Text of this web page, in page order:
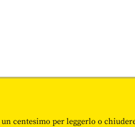
centesimo per leggerlo o